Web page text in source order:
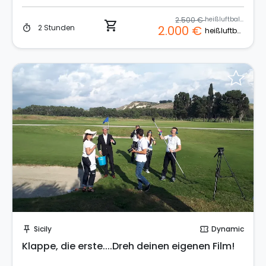
timer 2 Stunden shopping_cart 2.500 € heißluftballon
2.000 € heißluftballon
push_pin Sicily confirmation_number Dynamic
Klappe, die erste....Dreh deinen eigenen Film!